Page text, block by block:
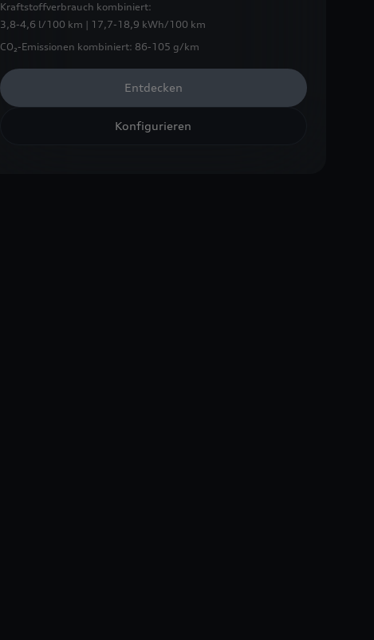
Kraftstoffverbrauch kombiniert:
3,8-4,6 l/100 km | 17,7-18,9 kWh/100 km
CO₂-Emissionen kombiniert: 86-105 g/km
Entdecken
Konfigurieren